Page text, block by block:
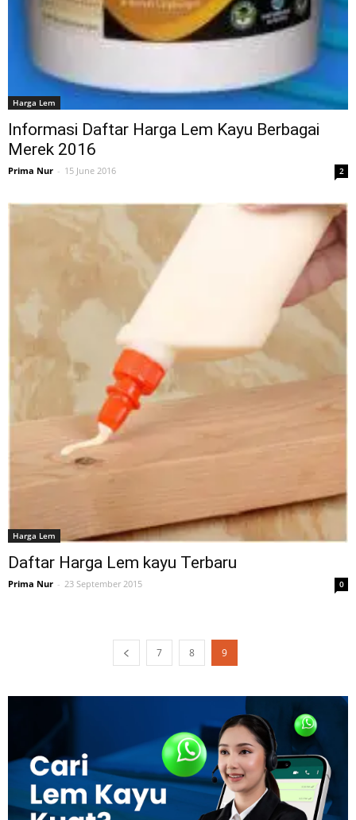
Harga Lem
Informasi Daftar Harga Lem Kayu Berbagai
Merek 2016
Prima Nur - 15 June 2016 2
Harga Lem
Daftar Harga Lem kayu Terbaru
Prima Nur - 23 September 2015 0
7 8 9